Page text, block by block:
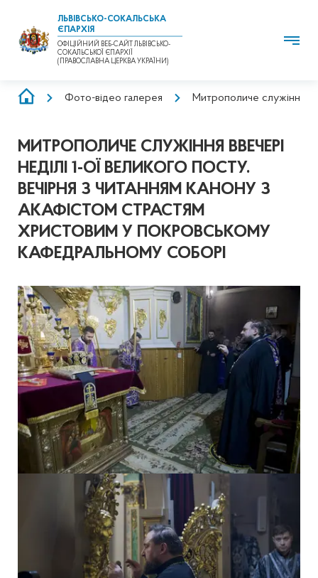
ЛЬВІВСЬКО-СОКАЛЬСЬКА
ЄПАРХІЯ
ОФІЦІЙНИЙ ВЕБ-САЙТ ЛЬВІВСЬКО-
СОКАЛЬСЬКОЇ ЄПАРХІЇ
(ПРАВОСЛАВНА ЦЕРКВА УКРАЇНИ)
РЯДОКФото-відео галерея Митрополиче служіння
МИТРОПОЛИЧЕ СЛУЖІННЯ ВВЕЧЕРІ
НЕДІЛІ 1-ОЇ ВЕЛИКОГО ПОСТУ.
ВЕЧІРНЯ З ЧИТАННЯМ КАНОНУ З
АКАФІСТОМ СТРАСТЯМ
ХРИСТОВИМ У ПОКРОВСЬКОМУ
КАФЕДРАЛЬНОМУ СОБОРІ